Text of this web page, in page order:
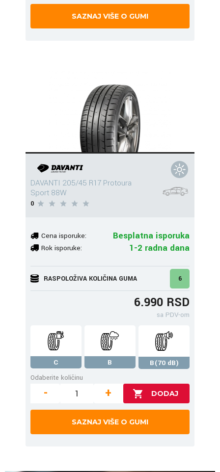
SAZNAJ VIŠE O GUMI
DAVANTI 205/45 R17 Protoura
Sport 88W
0
Cena isporuke: Besplatna isporuka
Rok isporuke: 1-2 radna dana
RASPOLOŽIVA KOLIČINA GUMA 6
6.990 RSD
sa PDV-om
C B
B(70 dB)
Odaberite količinu
- +
SAZNAJ VIŠE O GUMI